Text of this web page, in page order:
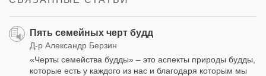
Пять семейных черт будд
Д-р Александр Берзин
«Черты семейства будды» – это аспекты природы будды,
которые есть у каждого из нас и благодаря которым мы